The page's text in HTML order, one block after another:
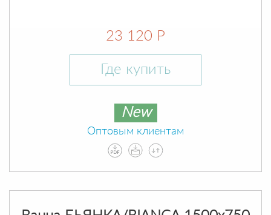
23 120 Р
Где купить
New
Оптовым клиентам